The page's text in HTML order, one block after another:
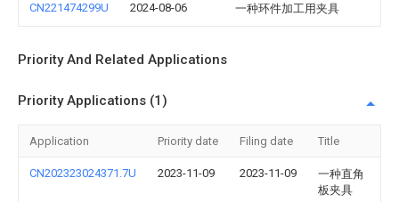
CN221474299U 2024-08-06 一种环件加工用夹具
Priority And Related Applications
Priority Applications (1)
Application Priority date Filing date Title
CN202323024371.7U 2023-11-09 2023-11-09
一种直角
板夹具